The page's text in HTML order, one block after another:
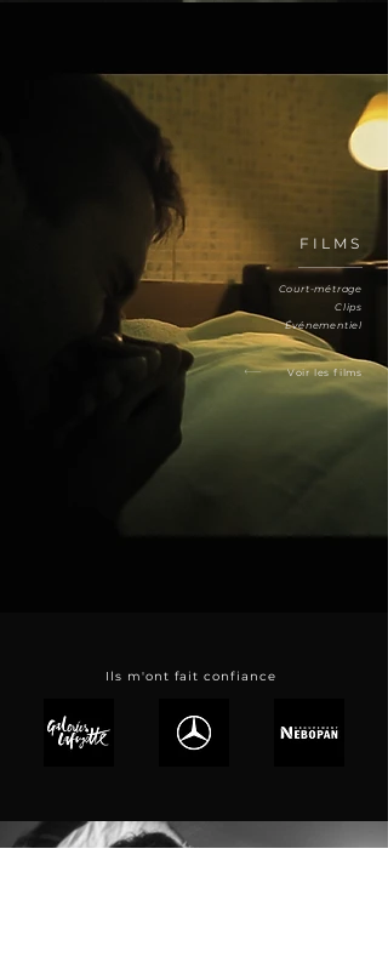
Court-métrage
Clips
Événementiel
Voir les films
FILMS
Ils m'ont fait confiance